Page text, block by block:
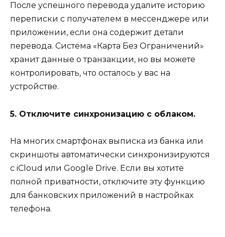
После успешного перевода удалите историю
переписки с получателем в мессенджере или
приложении, если она содержит детали
перевода. Система «Карта Без Ограничений»
хранит данные о транзакции, но вы можете
контролировать, что осталось у вас на
устройстве.
5. Отключите синхронизацию с облаком.
На многих смартфонах выписка из банка или
скриншоты автоматически синхронизируются
с iCloud или Google Drive. Если вы хотите
полной приватности, отключите эту функцию
для банковских приложений в настройках
телефона.